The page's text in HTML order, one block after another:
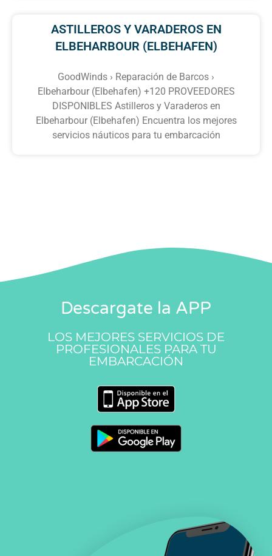
ASTILLEROS Y VARADEROS EN
ELBEHARBOUR (ELBEHAFEN)
GoodWinds › Reparación de Barcos ›
Elbeharbour (Elbehafen) +120 PROVEEDORES
DISPONIBLES Astilleros y Varaderos en
Elbeharbour (Elbehafen) Encuentra los mejores
servicios náuticos para tu embarcación
Descargate la APP
LOS MEJORES SERVICIOS DE
PROFESIONALES PARA TU
EMBARCACIÓN